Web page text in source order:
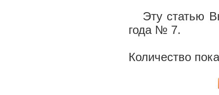
Эту статью
года № 7.
Количество